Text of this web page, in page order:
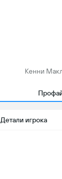
Кенни
Детали игрока